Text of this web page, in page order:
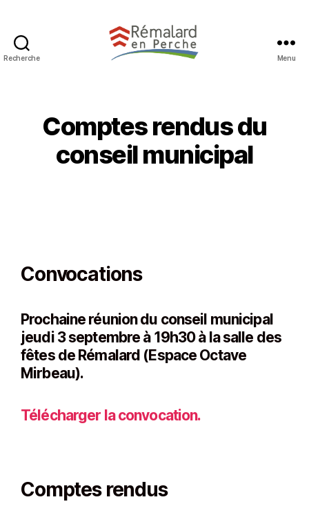
Recherche Menu
Comptes rendus du
conseil municipal
Convocations
Prochaine réunion du conseil municipal
jeudi 3 septembre à 19h30 à la salle des
fêtes de Rémalard (Espace Octave
Mirbeau).
Télécharger la convocation.
Comptes rendus